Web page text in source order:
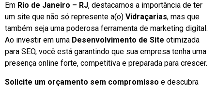
Em Rio de Janeiro – RJ, destacamos a importância de ter
um site que não só represente a(o) Vidraçarias, mas que
também seja uma poderosa ferramenta de marketing digital.
Ao investir em uma Desenvolvimento de Site otimizada
para SEO, você está garantindo que sua empresa tenha uma
presença online forte, competitiva e preparada para crescer.
Solicite um orçamento sem compromisso e descubra